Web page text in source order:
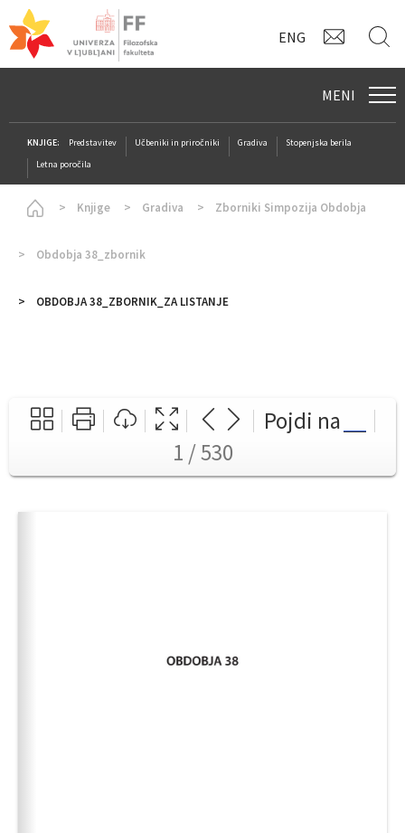
ENG
MENI
KNJIGE: Predstavitev Učbeniki in priročniki Gradiva
Stopenjska berila
Letna poročila
Homepage
Knjige Gradiva Zborniki Simpozija Obdobja
Obdobja 38_zbornik
OBDOBJA 38_ZBORNIK_ZA LISTANJE
Pojdi na
1 / 530